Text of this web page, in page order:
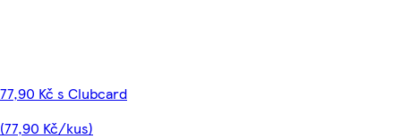
77,90 Kč s Clubcard
(77,90 Kč/kus)